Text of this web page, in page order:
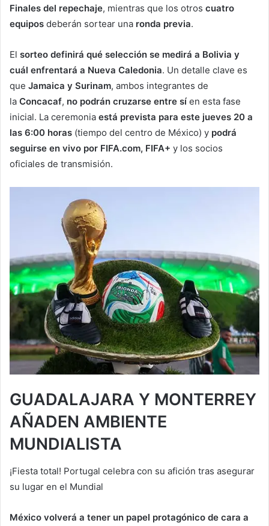
Finales del repechaje, mientras que los otros cuatro
equipos deberán sortear una ronda previa.
El sorteo definirá qué selección se medirá a Bolivia y
cuál enfrentará a Nueva Caledonia. Un detalle clave es
que Jamaica y Surinam, ambos integrantes de
la Concacaf, no podrán cruzarse entre sí en esta fase
inicial. La ceremonia está prevista para este jueves 20 a
las 6:00 horas (tiempo del centro de México) y podrá
seguirse en vivo por FIFA.com, FIFA+ y los socios
oficiales de transmisión.
GUADALAJARA Y MONTERREY
AÑADEN AMBIENTE
MUNDIALISTA
¡Fiesta total! Portugal celebra con su afición tras asegurar
su lugar en el Mundial
México volverá a tener un papel protagónico de cara a